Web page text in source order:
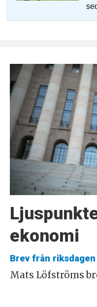
ekonomi
Brev från riksdagen
Mats Löfströms